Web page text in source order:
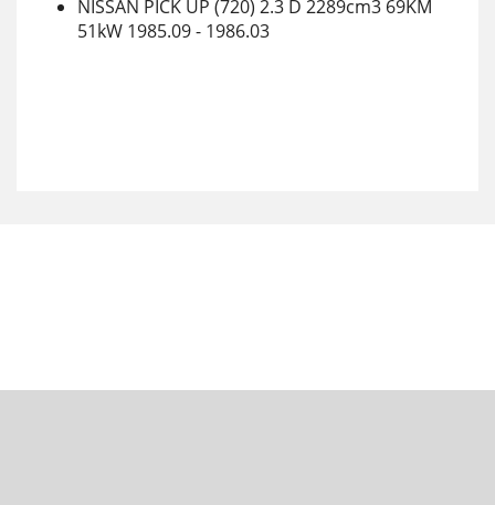
NISSAN PICK UP (720) 2.3 D 2289cm3 69KM
51kW 1985.09 - 1986.03